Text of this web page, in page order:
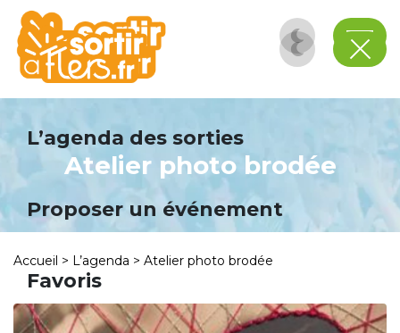
L’agenda des sorties
Proposer un événement
Favoris
Atelier photo brodée
Accueil > L’agenda > Atelier photo brodée
Panneau de gestion des cookies